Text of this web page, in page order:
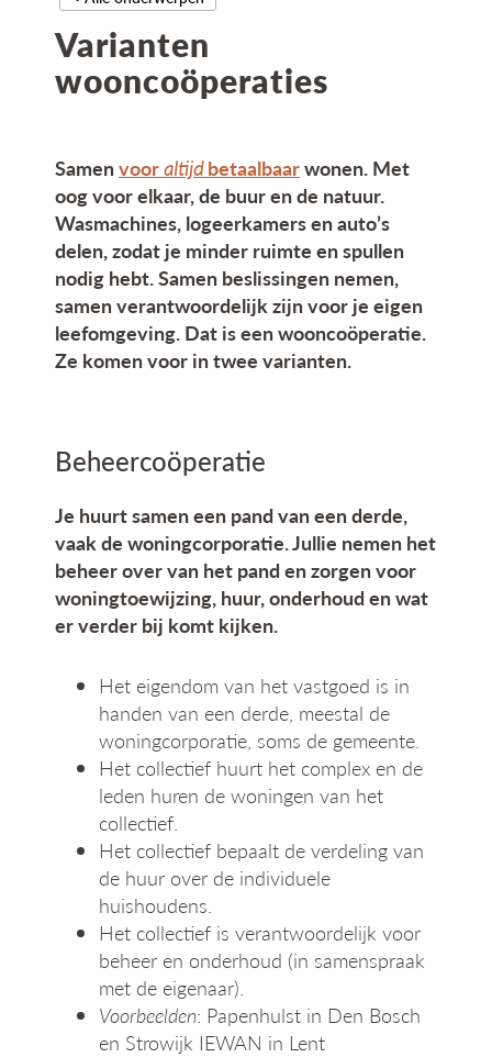
Varianten
wooncoöperaties
Samenvooraltijdbetaalbaarwonen. Met
oog voor elkaar, de buur en de natuur.
Wasmachines, logeerkamers en auto’s
delen, zodat je minder ruimte en spullen
nodig hebt. Samen beslissingen nemen,
samen verantwoordelijk zijn voor je eigen
leefomgeving. Dat is een wooncoöperatie.
Ze komen voor in twee varianten.
Beheercoöperatie
Je huurt samen een pand van een derde,
vaak de woningcorporatie. Jullie nemen het
beheer over van het pand en zorgen voor
woningtoewijzing, huur, onderhoud en wat
er verder bij komt kijken.
Het eigendom van het vastgoed is in
handen van een derde, meestal de
woningcorporatie, soms de gemeente.
Het collectief huurt het complex en de
leden huren de woningen van het
collectief.
Het collectief bepaalt de verdeling van
de huur over de individuele
huishoudens.
Het collectief is verantwoordelijk voor
beheer en onderhoud (in samenspraak
met de eigenaar).
Voorbeelden: Papenhulst in Den Bosch
en Strowijk IEWAN in Lent